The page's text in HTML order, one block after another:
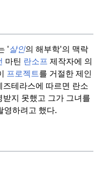
'살인의 해부학'의 맥락
마틴 란소프 제작자에 의
프로젝트를 거절한 제인
즈테라스에 따르면 란소
지 못했고 그가 그녀를
영하려고 했다.